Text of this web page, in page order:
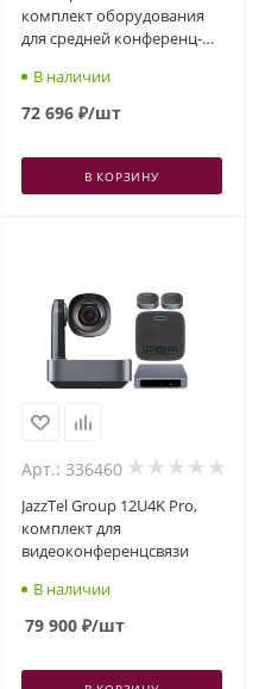
комплект оборудования
для средней конференц-
В наличии
72 696₽/шт
В КОРЗИНУ
Арт.: 336460
JazzTel Group 12U4K Pro,
комплект для
видеоконференцсвязи
В наличии
79 900₽/шт